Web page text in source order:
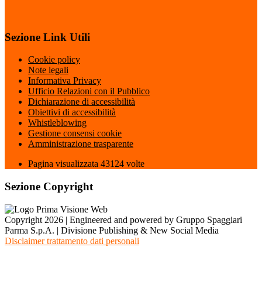
Sezione Link Utili
Cookie policy
Note legali
Informativa Privacy
Ufficio Relazioni con il Pubblico
Dichiarazione di accessibilità
Obiettivi di accessibilità
Whistleblowing
Gestione consensi cookie
Amministrazione trasparente
Pagina visualizzata 43124 volte
Sezione Copyright
Copyright 2026 | Engineered and powered by Gruppo Spaggiari
Parma S.p.A. | Divisione Publishing & New Social Media
Disclaimer trattamento dati personali